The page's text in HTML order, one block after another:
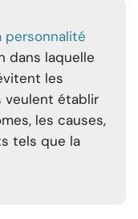
personnalité
dans laquelle
les
veulent établir
les causes,
tels que la